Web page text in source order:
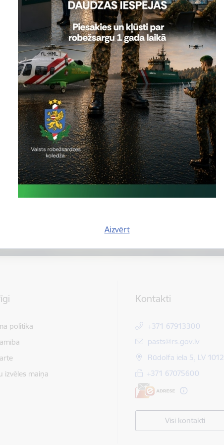
Aizvērt
Vai šī informācija bija noderīga?
Sniegt atsauksmi
politika
izvēles maiņa
Kontakti
+371 67913300
E-pasts:
pasts@rs.gov.lv
Rūdolfa iela 5, LV 1012
+371 67075600
Visi kontakti